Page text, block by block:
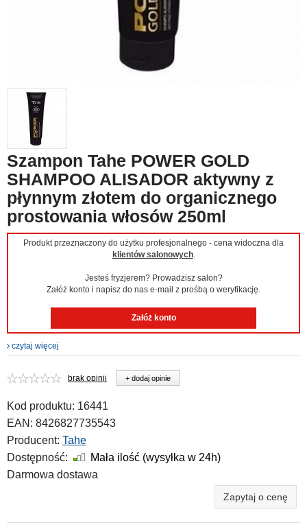
Szampon Tahe POWER GOLD
SHAMPOO ALISADOR aktywny z
płynnym złotem do organicznego
prostowania włosów 250ml
Produkt przeznaczony do użytku profesjonalnego - cena widoczna dla
klientów salonowych.
Jesteś fryzjerem? Prowadzisz salon?
Załóż konto i napisz do nas e-mail z prośbą o weryfikację.
Załóż konto
czytaj więcej
brak opinii + dodaj opinie
Kod produktu: 16441
EAN: 8426827735543
Producent: Tahe
Dostępność:
Mała ilość (wysyłka w 24h)
Darmowa dostawa
Zapytaj o cenę